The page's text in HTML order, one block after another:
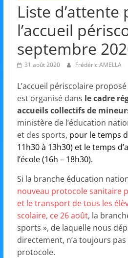
et
Liste d’attente
l’accueil
septembre
31 août 2020 Frédéric AMELLA
L’accueil périscolaire
est organisé dans le cadre
accueils collectifs de
ministère de l’éducation
et des sports, pour le temps
11h30 à 13h30) et le temps
l’école (16h – 18h30).
Si la branche éducation
nouveau protocole sanitaire
et le transport de tous les
scolaire, ce 26 août, la
sports », de laquelle nous
directement, n’a toujours
protocole.